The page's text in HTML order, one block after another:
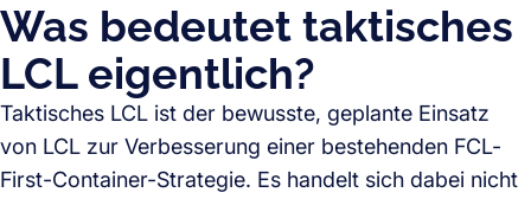
Was bedeutet taktisches
LCL eigentlich?
Taktisches LCL ist der bewusste, geplante Einsatz
von LCL zur Verbesserung einer bestehenden FCL-
First-Container-Strategie. Es handelt sich dabei nicht